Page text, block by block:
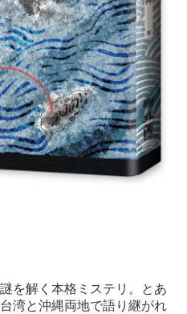
を解く本格ミステリ。とあ
湾と沖縄両地で語り継がれ